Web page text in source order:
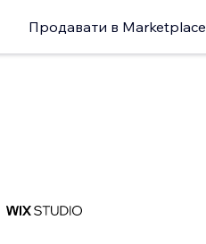
Продавати в Marketplace